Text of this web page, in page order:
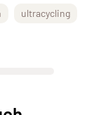
ultracycling